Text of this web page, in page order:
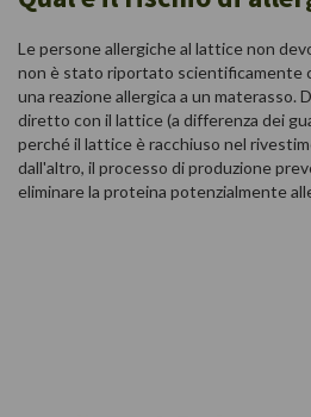
Le persone allergiche al lattice non
non è stato riportato scientificamente
una reazione allergica a un materasso.
diretto con il lattice (a differenza dei
perché il lattice è racchiuso nel
dall'altro, il processo di produzione
eliminare la proteina potenzialmente